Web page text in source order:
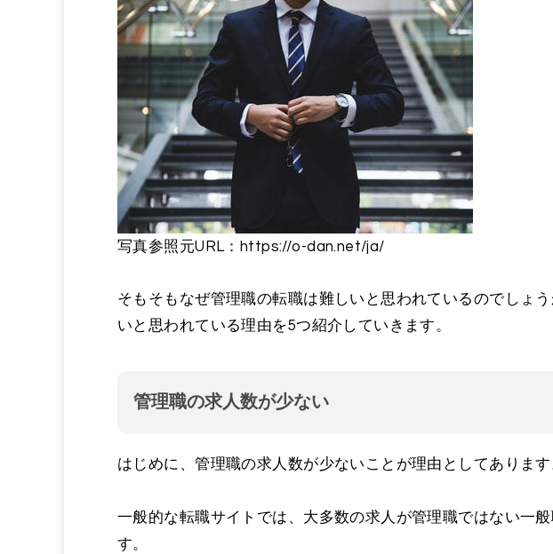
写真参照元URL：https://o-dan.net/ja/
そもそもなぜ管理職の転職は難しいと思われているのでしょ
いと思われている理由を5つ紹介していきます。
管理職の求人数が少ない
はじめに、管理職の求人数が少ないことが理由としてあります
一般的な転職サイトでは、大多数の求人が管理職ではない一
す。